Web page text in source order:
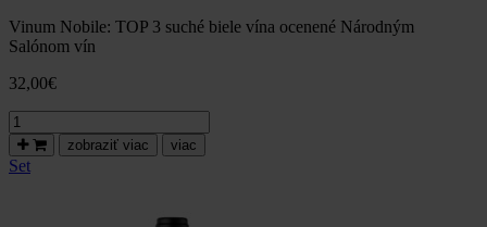
Vinum Nobile: TOP 3 suché biele vína ocenené Národným
Salónom vín
32,00€
množstvo
Výber
suchých
bielych
zobraziť viac viac
Set